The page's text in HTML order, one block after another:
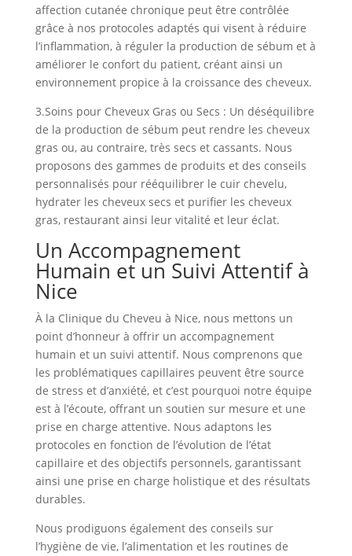
affection cutanée chronique peut être contrôlée
grâce à nos protocoles adaptés qui visent à réduire
l’inflammation, à réguler la production de sébum et à
améliorer le confort du patient, créant ainsi un
environnement propice à la croissance des cheveux.
3.Soins pour Cheveux Gras ou Secs : Un déséquilibre
de la production de sébum peut rendre les cheveux
gras ou, au contraire, très secs et cassants. Nous
proposons des gammes de produits et des conseils
personnalisés pour rééquilibrer le cuir chevelu,
hydrater les cheveux secs et purifier les cheveux
gras, restaurant ainsi leur vitalité et leur éclat.
Un Accompagnement
Humain et un Suivi Attentif à
Nice
À la Clinique du Cheveu à Nice, nous mettons un
point d’honneur à offrir un accompagnement
humain et un suivi attentif. Nous comprenons que
les problématiques capillaires peuvent être source
de stress et d’anxiété, et c’est pourquoi notre équipe
est à l’écoute, offrant un soutien sur mesure et une
prise en charge attentive. Nous adaptons les
protocoles en fonction de l’évolution de l’état
capillaire et des objectifs personnels, garantissant
ainsi une prise en charge holistique et des résultats
durables.
Nous prodiguons également des conseils sur
l’hygiène de vie, l’alimentation et les routines de